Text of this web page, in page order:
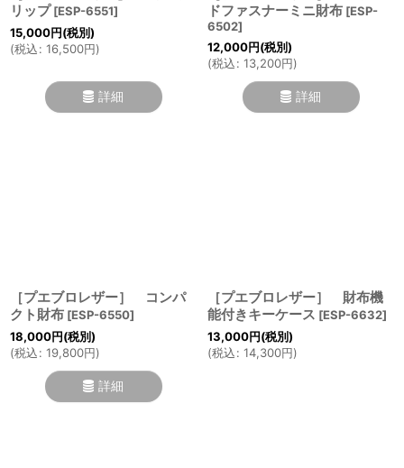
リップ [ESP-6551]
15,000円(税別)
(税込: 16,500円)
詳細
ドファスナーミニ財布 [ESP-
6502]
12,000円(税別)
(税込: 13,200円)
詳細
［プエブロレザー］ コンパ
クト財布 [ESP-6550]
18,000円(税別)
(税込: 19,800円)
詳細
［プエブロレザー］ 財布機
能付きキーケース [ESP-6632]
13,000円(税別)
(税込: 14,300円)